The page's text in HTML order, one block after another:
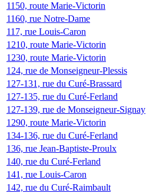
1150, route Marie-Victorin
1160, rue Notre-Dame
117, rue Louis-Caron
1210, route Marie-Victorin
1230, route Marie-Victorin
124, rue de Monseigneur-Plessis
127-131, rue du Curé-Brassard
127-135, rue du Curé-Ferland
127-139, rue de Monseigneur-Signay
1290, route Marie-Victorin
134-136, rue du Curé-Ferland
136, rue Jean-Baptiste-Proulx
140, rue du Curé-Ferland
141, rue Louis-Caron
142, rue du Curé-Raimbault